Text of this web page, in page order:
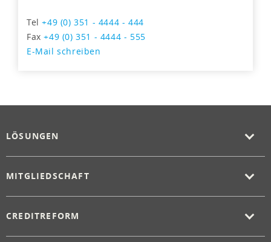
Tel+49 (0) 351 - 4444 - 444
Fax+49 (0) 351 - 4444 - 555
E-Mail schreiben
LÖSUNGEN
MITGLIEDSCHAFT
CREDITREFORM